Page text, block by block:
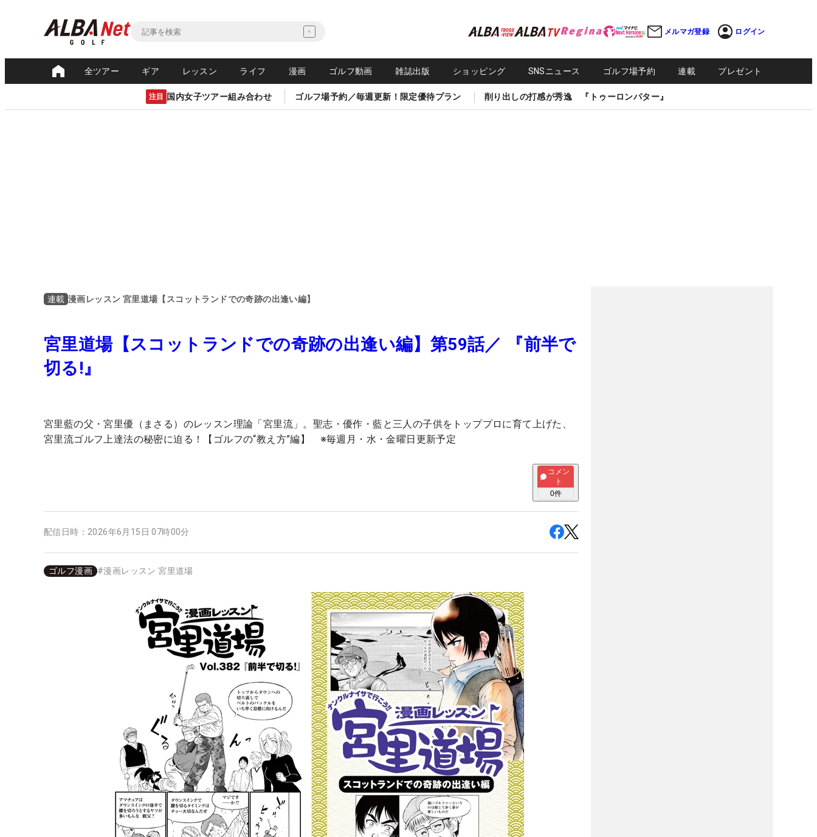
メルマガ登録 ログイン
全ツアー ギア レッスン ライフ 漫画 ゴルフ動画 雑誌出版 ショッピング SNSニュース ゴルフ場予約 連載 プレゼント
注目 国内女子ツアー組み合わせ ゴルフ場予約／毎週更新！限定優待プラン 削り出しの打感が秀逸 『トゥーロンパター』
連載 漫画レッスン 宮里道場【スコットランドでの奇跡の出逢い編】
宮里道場【スコットランドでの奇跡の出逢い編】第59話／ 『前半で
切る!』
宮里藍の父・宮里優（まさる）のレッスン理論「宮里流」。聖志・優作・藍と三人の子供をトッププロに育て上げた、
宮里流ゴルフ上達法の秘密に迫る！【ゴルフの“教え方”編】 ※毎週月・水・金曜日更新予定
コメン
ト
0件
配信日時： 2026年6月15日 07時00分
ゴルフ漫画 #漫画レッスン 宮里道場